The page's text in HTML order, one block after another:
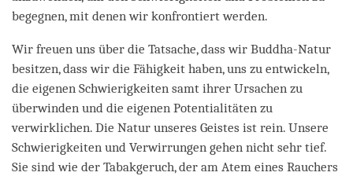
begegnen, mit denen wir konfrontiert werden.
Wir freuen uns über die Tatsache, dass wir Buddha-Natur
besitzen, dass wir die Fähigkeit haben, uns zu entwickeln,
die eigenen Schwierigkeiten samt ihrer Ursachen zu
überwinden und die eigenen Potentialitäten zu
verwirklichen. Die Natur unseres Geistes ist rein. Unsere
Schwierigkeiten und Verwirrungen gehen nicht sehr tief.
Sie sind wie der Tabakgeruch, der am Atem eines Rauchers